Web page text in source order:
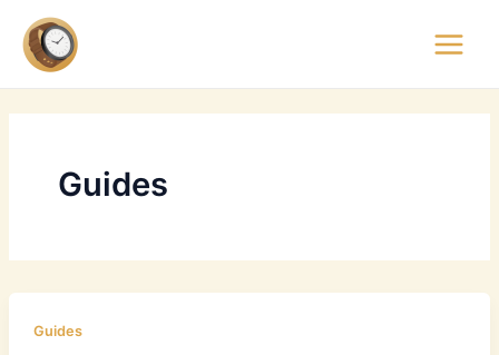
contenu
Menu
Guides
Guides